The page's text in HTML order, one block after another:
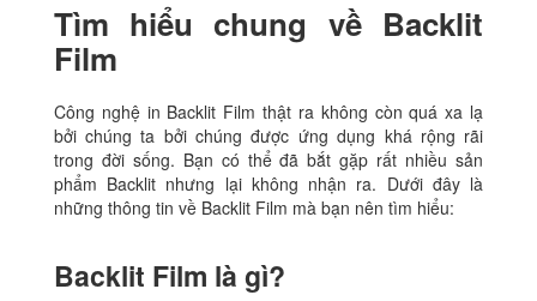
Tìm hiểu chung về Backlit
Film
Công nghệ in Backlit Film thật ra không còn quá xa lạ
bởi chúng ta bởi chúng được ứng dụng khá rộng rãi
trong đời sống. Bạn có thể đã bắt gặp rất nhiều sản
phẩm Backlit nhưng lại không nhận ra. Dưới đây là
những thông tin về Backlit Film mà bạn nên tìm hiểu:
Backlit Film là gì?